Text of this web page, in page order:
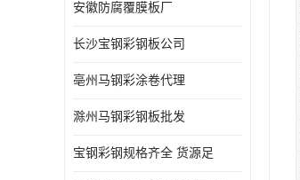
安徽防腐覆膜板厂
长沙宝钢彩钢板公司
亳州马钢彩涂卷代理
滁州马钢彩钢板批发
宝钢彩钢规格齐全 货源足